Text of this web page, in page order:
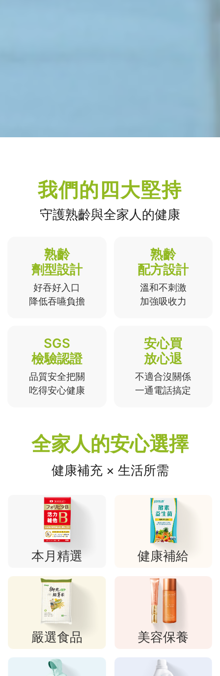
我們的四大堅持
守護熟齡與全家人的健康
熟齡
劑型設計
好吞好入口
降低吞嚥負擔
熟齡
配方設計
溫和不刺激
加強吸收力
SGS
檢驗認證
品質安全把關
吃得安心健康
安心買
放心退
不適合沒關係
一通電話搞定
全家人的安心選擇
健康補充 × 生活所需
本月精選 健康補給
嚴選食品 美容保養